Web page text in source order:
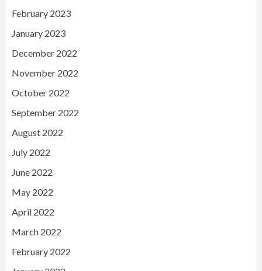
February 2023
January 2023
December 2022
November 2022
October 2022
September 2022
August 2022
July 2022
June 2022
May 2022
April 2022
March 2022
February 2022